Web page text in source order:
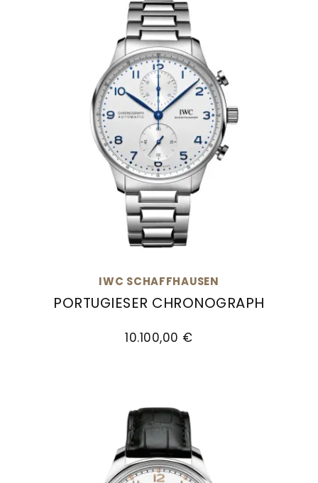
IWC SCHAFFHAUSEN
PORTUGIESER CHRONOGRAPH
10.100,00 €